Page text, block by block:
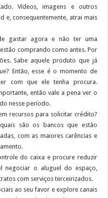
Vídeos, imagens e outros
e, consequentemente, atrai mais
gastar agora e não ter uma
comprando como antes. Por
Sabe aquele produto que já
Então, esse é o momento de
com que ele tenha procura.
então vale a pena ver o
nesse período.
recursos para solicitar crédito?
são os bancos que estão
com as maiores carências e
do caixa e procure reduzir
negociar o aluguel do espaço,
com serviços terceirizados.
ao seu favor e explore canais